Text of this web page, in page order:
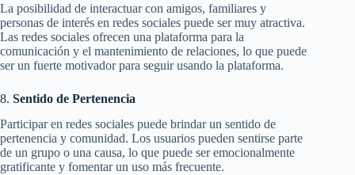
La posibilidad de interactuar con amigos, familiares y
personas de interés en redes sociales puede ser muy atractiva.
Las redes sociales ofrecen una plataforma para la
comunicación y el mantenimiento de relaciones, lo que puede
ser un fuerte motivador para seguir usando la plataforma.
8. Sentido de Pertenencia
Participar en redes sociales puede brindar un sentido de
pertenencia y comunidad. Los usuarios pueden sentirse parte
de un grupo o una causa, lo que puede ser emocionalmente
gratificante y fomentar un uso más frecuente.